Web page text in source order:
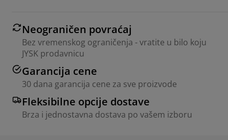
Neograničen povraćaj
Bez vremenskog ograničenja - vratite u bilo koju
JYSK prodavnicu
Garancija cene
30 dana garancija cene za sve proizvode
Fleksibilne opcije dostave
Brza i jednostavna dostava po vašem izboru